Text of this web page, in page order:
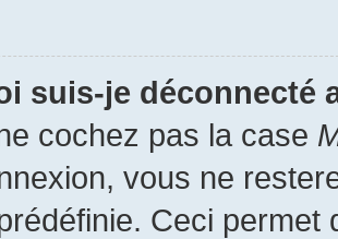
suis-je déconnecté
cochez pas la case
vous ne
Ceci permet